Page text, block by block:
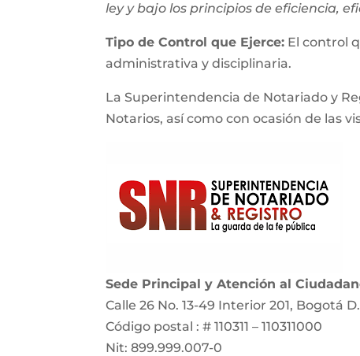
ley y bajo los principios de eficiencia,
Tipo de Control que Ejerce: El control
administrativa y disciplinaria.
La Superintendencia de Notariado y
Notarios, así como con ocasión de las
Sede Principal y Atención al
Calle 26 No. 13-49 Interior 201, Bogotá
Código postal : # 110311 – 110311000
Nit: 899.999.007-0